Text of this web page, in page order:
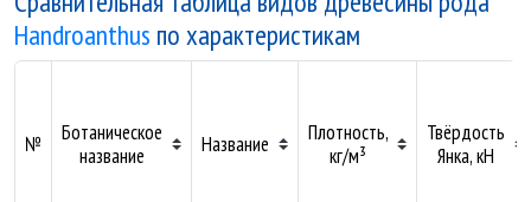
Handroanthus по характеристикам
№
Ботаническое
название
Название
Плотность,
кг/м³
Твёрдость
Янка, кН